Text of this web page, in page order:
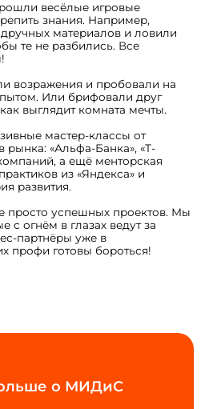
весёлые игровые
знания. Например,
материалов и ловили
те не разбились. Все
возражения и пробовали на
Или брифовали друг
выглядит комната мечты.
мастер-классы от
рынка: «Альфа-Банка», «Т-
а ещё менторская
из «Яндекса» и
развития.
просто успешных проектов. Мы
с огнём в глазах ведут за
партнёры уже в
профи готовы бороться!
о МИДиС